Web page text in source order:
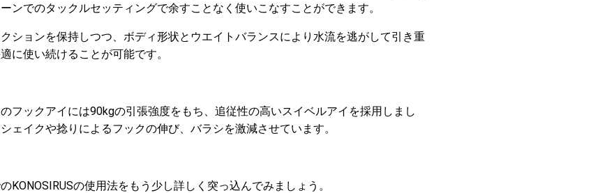
ンでのタックルセッティングで余すことなく使いこなすことができます。
ションを保持しつつ、ボディ形状とウエイトバランスにより水流を逃がして引き重
に使い続けることが可能です。
フックアイには90kgの引張強度をもち、追従性の高いスイベルアイを採用しまし
ェイクや捻りによるフックの伸び、バラシを激減させています。
KONOSIRUSの使用法をもう少し詳しく突っ込んでみましょう。